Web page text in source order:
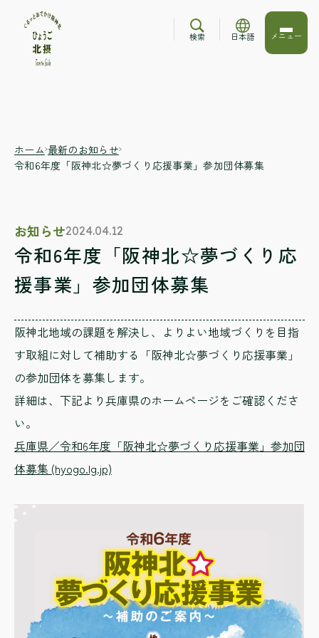
検索 日本語 メニュー
ホーム 最新のお知らせ
令和6年度「阪神北☆夢づくり応援事業」参加団体募集
お知らせ2024.04.12
令和6年度「阪神北☆夢づくり応
援事業」参加団体募集
阪神北地域の課題を解決し、よりよい地域づくりを目指
す取組に対して補助する「阪神北☆夢づくり応援事業」
の参加団体を募集します。
詳細は、下記より兵庫県のホームページをご確認くださ
い。
兵庫県／令和6年度「阪神北☆夢づくり応援事業」参加団
体募集 (hyogo.lg.jp)